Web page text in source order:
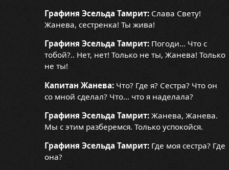
Графиня Эсельда Тамрит:Слава Свету!
Жанева, сестренка! Ты жива!
Графиня Эсельда Тамрит:Погоди... Что с
тобой?.. Нет, нет! Только не ты, Жанева! Только
не ты!
Капитан Жанева:Что? Где я? Сестра? Что он
со мной сделал? Что... что я наделала?
Графиня Эсельда Тамрит:Жанева, Жанева.
Мы с этим разберемся. Только успокойся.
Графиня Эсельда Тамрит:Где моя сестра? Где
она?